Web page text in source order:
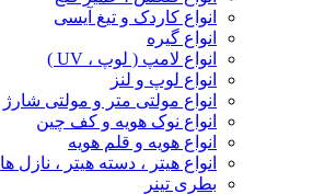
انواع کاردک و تیغ آیسی
انواع گیره
انواع لامپ ( لوپ ، UV )
انواع لوپ و لنز
انواع مولتی متر و مولتی شارژ
انواع نوک هویه و کف چین
انواع هویه و قلم هویه
انواع هیتر ، دسته هیتر ، نازل ها
بطری تینر